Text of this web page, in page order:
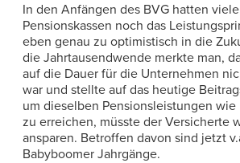
In den Anfängen des BVG hatten
Pensionskassen noch das
eben genau zu optimistisch in die
die Jahrtausendwende merkte man,
auf die Dauer für die Unternehmen
war und stellte auf das heutige
um dieselben Pensionsleistungen wie
zu erreichen, müsste der Versicherte
ansparen. Betroffen davon sind jetzt
Babyboomer Jahrgänge.